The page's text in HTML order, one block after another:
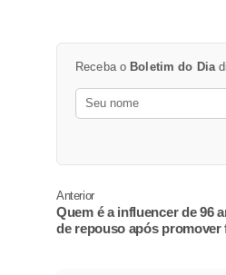
Receba o Boletim do Dia
Anterior
Quem é a influencer de 96
de repouso após promover